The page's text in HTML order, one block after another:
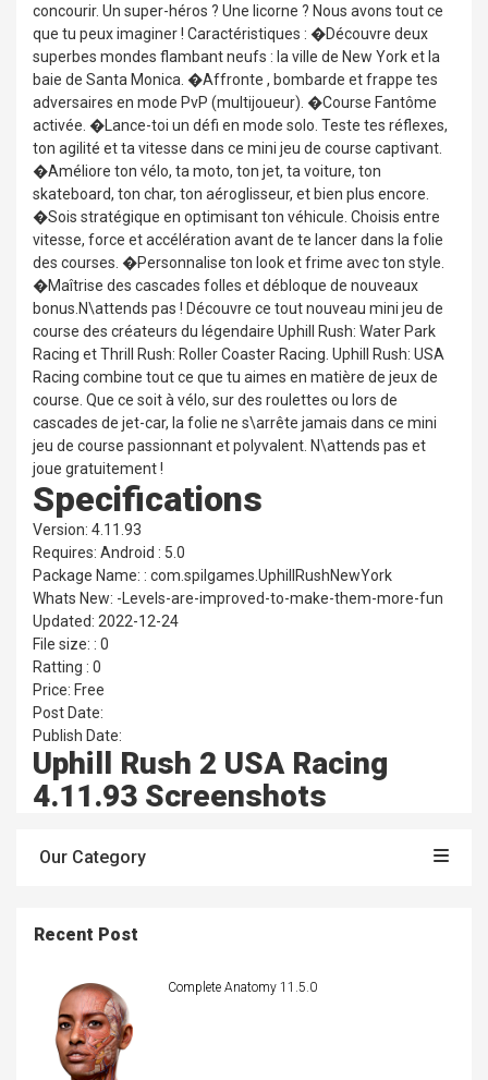
concourir. Un super-héros ? Une licorne ? Nous avons tout ce
que tu peux imaginer ! Caractéristiques : �Découvre deux
superbes mondes flambant neufs : la ville de New York et la
baie de Santa Monica. �Affronte , bombarde et frappe tes
adversaires en mode PvP (multijoueur). �Course Fantôme
activée. �Lance-toi un défi en mode solo. Teste tes réflexes,
ton agilité et ta vitesse dans ce mini jeu de course captivant.
�Améliore ton vélo, ta moto, ton jet, ta voiture, ton
skateboard, ton char, ton aéroglisseur, et bien plus encore.
�Sois stratégique en optimisant ton véhicule. Choisis entre
vitesse, force et accélération avant de te lancer dans la folie
des courses. �Personnalise ton look et frime avec ton style.
�Maîtrise des cascades folles et débloque de nouveaux
bonus.N\attends pas ! Découvre ce tout nouveau mini jeu de
course des créateurs du légendaire Uphill Rush: Water Park
Racing et Thrill Rush: Roller Coaster Racing. Uphill Rush: USA
Racing combine tout ce que tu aimes en matière de jeux de
course. Que ce soit à vélo, sur des roulettes ou lors de
cascades de jet-car, la folie ne s\arrête jamais dans ce mini
jeu de course passionnant et polyvalent. N\attends pas et
joue gratuitement !
Specifications
Version: 4.11.93
Requires: Android : 5.0
Package Name: : com.spilgames.UphillRushNewYork
Whats New: -Levels-are-improved-to-make-them-more-fun
Updated: 2022-12-24
File size: : 0
Ratting : 0
Price: Free
Post Date:
Publish Date:
Uphill Rush 2 USA Racing
4.11.93 Screenshots
Our Category
Recent Post
Complete Anatomy 11.5.0